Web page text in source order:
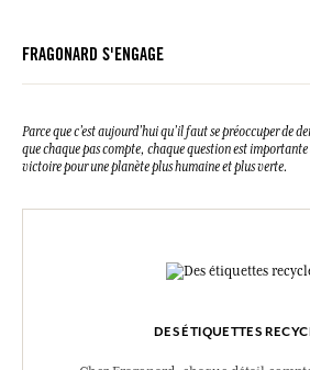
FRAGONARD S'ENGAGE
Parce que c’est aujourd’hui qu’il faut se préoccuper de
que chaque pas compte, chaque question est importante
victoire pour une planète plus humaine et plus verte.
DES ÉTIQUETTES